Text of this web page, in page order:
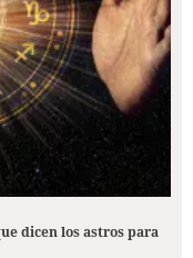
dicen los astros para